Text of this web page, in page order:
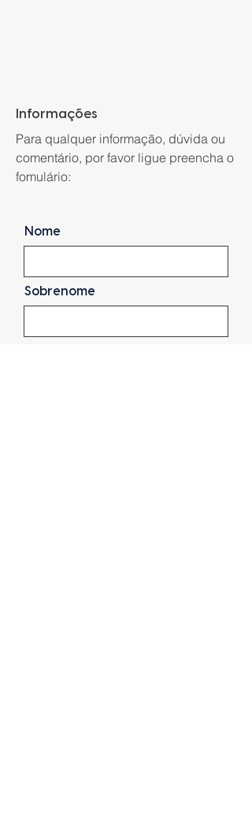
Informações
Para qualquer informação, dúvida ou
comentário, por favor ligue preencha o
fomulário:
Nome
Sobrenome